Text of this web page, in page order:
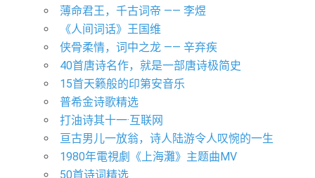
薄命君王，千古词帝 —— 李煜
《人间词话》王国维
侠骨柔情，词中之龙 —— 辛弃疾
40首唐诗名作，就是一部唐诗极简史
15首天籁般的印第安音乐
普希金诗歌精选
打油诗其十一·互联网
亘古男儿一放翁，诗人陆游令人叹惋的一生
1980年電視劇《上海灘》主题曲MV
50首诗词精选